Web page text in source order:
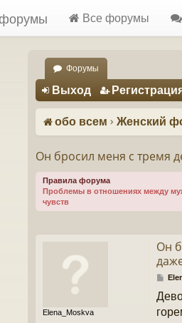
Все форумы
Регистрация
Форумы
Выход Регистраци
обо всем Женский
Он бросил меня с тремя
Правила форума
Проблемы в отношениях между
чувств
Elena_Moskva
Он
С
о
б
щ